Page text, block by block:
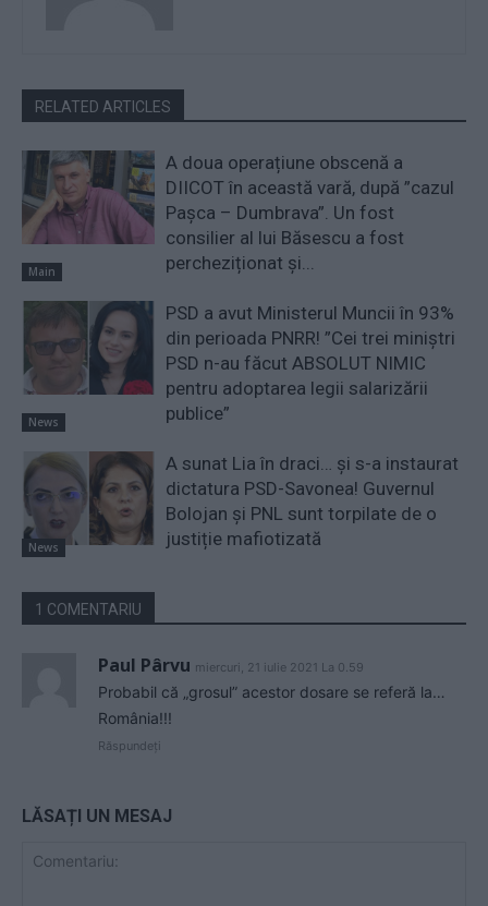
RELATED ARTICLES
Main
A doua operațiune obscenă a
DIICOT în această vară, după ”cazul
Pașca – Dumbrava”. Un fost
consilier al lui Băsescu a fost
percheziționat și...
News
PSD a avut Ministerul Muncii în 93%
din perioada PNRR! ”Cei trei miniştri
PSD n-au făcut ABSOLUT NIMIC
pentru adoptarea legii salarizării
publice”
News
A sunat Lia în draci… și s-a instaurat
dictatura PSD-Savonea! Guvernul
Bolojan și PNL sunt torpilate de o
justiție mafiotizată
1 COMENTARIU
Paul Pârvu miercuri, 21 iulie 2021 La 0.59
Probabil că „grosul” acestor dosare se referă la…
România!!!
Răspundeți
LĂSAȚI UN MESAJ